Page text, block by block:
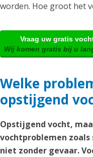
worden. Hoe groot het
Vraag uw gratis
Wij komen gratis bij u
Welke
opstijgend
Opstijgend vocht,
vochtproblemen
niet zonder gevaar.